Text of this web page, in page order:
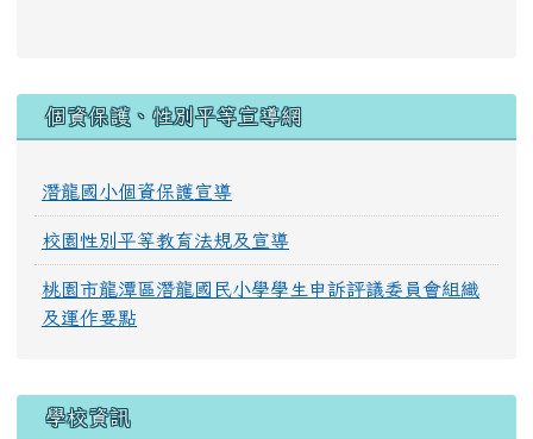
個資保護、性別平等宣導網
潛龍國小個資保護宣導
校園性別平等教育法規及宣導
桃園市龍潭區潛龍國民小學學生申訴評議委員會組織
及運作要點
學校資訊